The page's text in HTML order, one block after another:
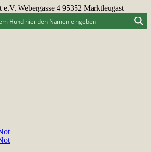
Webergasse 4 95352 Marktleugast